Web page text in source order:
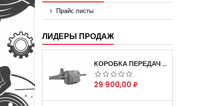
Прайс листы
ЛИДЕРЫ ПРОДАЖ
КОРОБКА ПЕРЕДАЧ НА ДЛЯ АВТОМОБИЛЯ ГАЗЕЛЬ 3302 АРТИКУЛ 3302-1700010 (УСИЛЕННАЯ)
Цена
29 900,00 ₽